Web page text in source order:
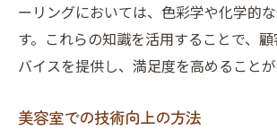
ーリングにおいては、色彩学や化学的
す。これらの知識を活用することで、
バイスを提供し、満足度を高めることが
美容室での技術向上の方法